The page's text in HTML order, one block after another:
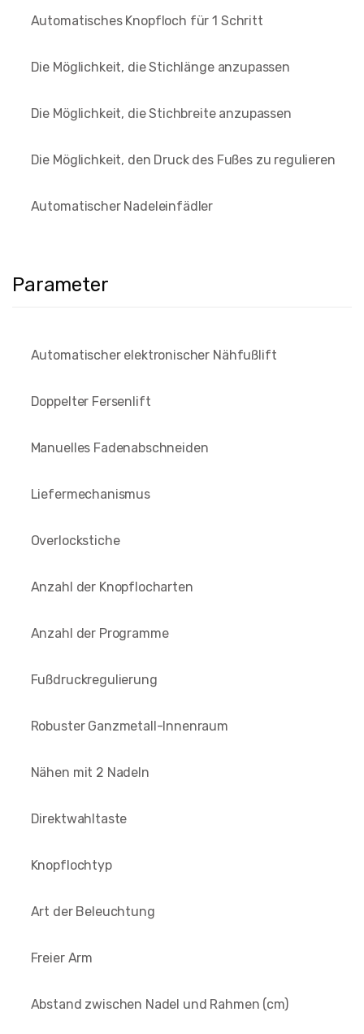
Automatisches Knopfloch für 1 Schritt
Die Möglichkeit, die Stichlänge anzupassen
Die Möglichkeit, die Stichbreite anzupassen
Die Möglichkeit, den Druck des Fußes zu regulieren
Automatischer Nadeleinfädler
Parameter
Automatischer elektronischer Nähfußlift
Doppelter Fersenlift
Manuelles Fadenabschneiden
Liefermechanismus
Overlockstiche
Anzahl der Knopflocharten
Anzahl der Programme
Fußdruckregulierung
Robuster Ganzmetall-Innenraum
Nähen mit 2 Nadeln
Direktwahltaste
Knopflochtyp
Art der Beleuchtung
Freier Arm
Abstand zwischen Nadel und Rahmen (cm)